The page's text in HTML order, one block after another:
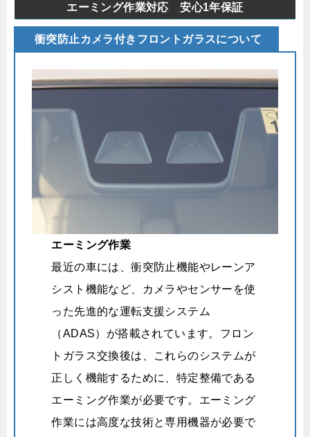
エーミング作業対応 安心1年保証
衝突防止カメラ付きフロントガラスについて
エーミング作業
最近の車には、衝突防止機能やレーンア
シスト機能など、カメラやセンサーを使
った先進的な運転支援システム
（ADAS）が搭載されています。フロン
トガラス交換後は、これらのシステムが
正しく機能するために、特定整備である
エーミング作業が必要です。 エーミング
作業には高度な技術と専用機器が必要で